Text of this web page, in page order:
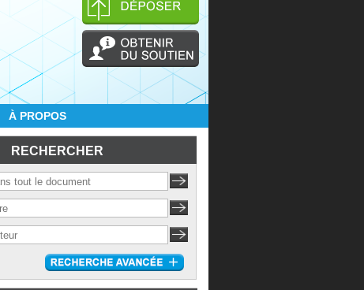
À PROPOS
RECHERCHER